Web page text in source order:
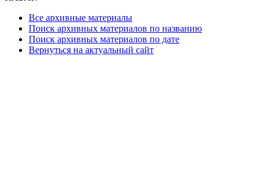
Все архивные материалы
Поиск архивных материалов по названию
Поиск архивных материалов по дате
Вернуться на актуальный сайт